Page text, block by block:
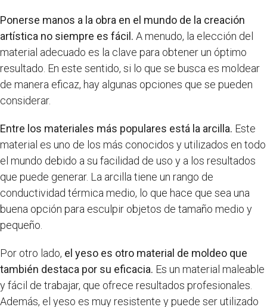
Ponerse manos a la obra en el mundo de la creación
artística no siempre es fácil. A menudo, la elección del
material adecuado es la clave para obtener un óptimo
resultado. En este sentido, si lo que se busca es moldear
de manera eficaz, hay algunas opciones que se pueden
considerar.
Entre los materiales más populares está la arcilla. Este
material es uno de los más conocidos y utilizados en todo
el mundo debido a su facilidad de uso y a los resultados
que puede generar. La arcilla tiene un rango de
conductividad térmica medio, lo que hace que sea una
buena opción para esculpir objetos de tamaño medio y
pequeño.
Por otro lado, el yeso es otro material de moldeo que
también destaca por su eficacia. Es un material maleable
y fácil de trabajar, que ofrece resultados profesionales.
Además, el yeso es muy resistente y puede ser utilizado